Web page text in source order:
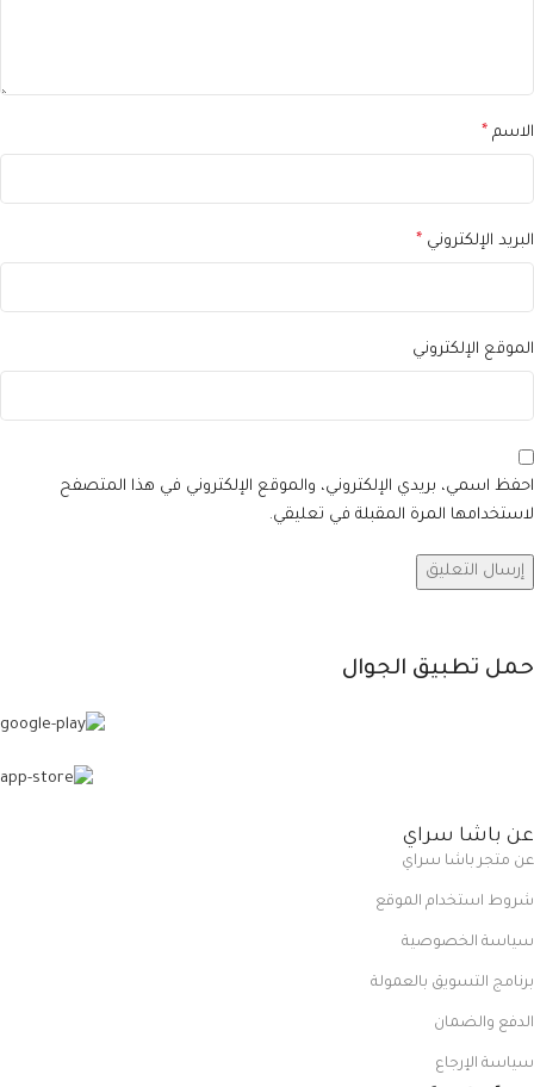
الاسم *
البريد الإلكتروني *
الموقع الإلكتروني
احفظ اسمي، بريدي الإلكتروني، والموقع الإلكتروني في هذا المتصفح
لاستخدامها المرة المقبلة في تعليقي.
حمل تطبيق الجوال
عن باشا سراي
عن متجر باشا سراي
شروط استخدام الموقع
سياسة الخصوصية
برنامج التسويق بالعمولة
الدفع والضمان
سياسة الإرجاع